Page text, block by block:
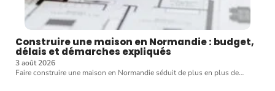
Construire une maison en Normandie : budget,
délais et démarches expliqués
3 août 2026
Faire construire une maison en Normandie séduit de plus en plus de…